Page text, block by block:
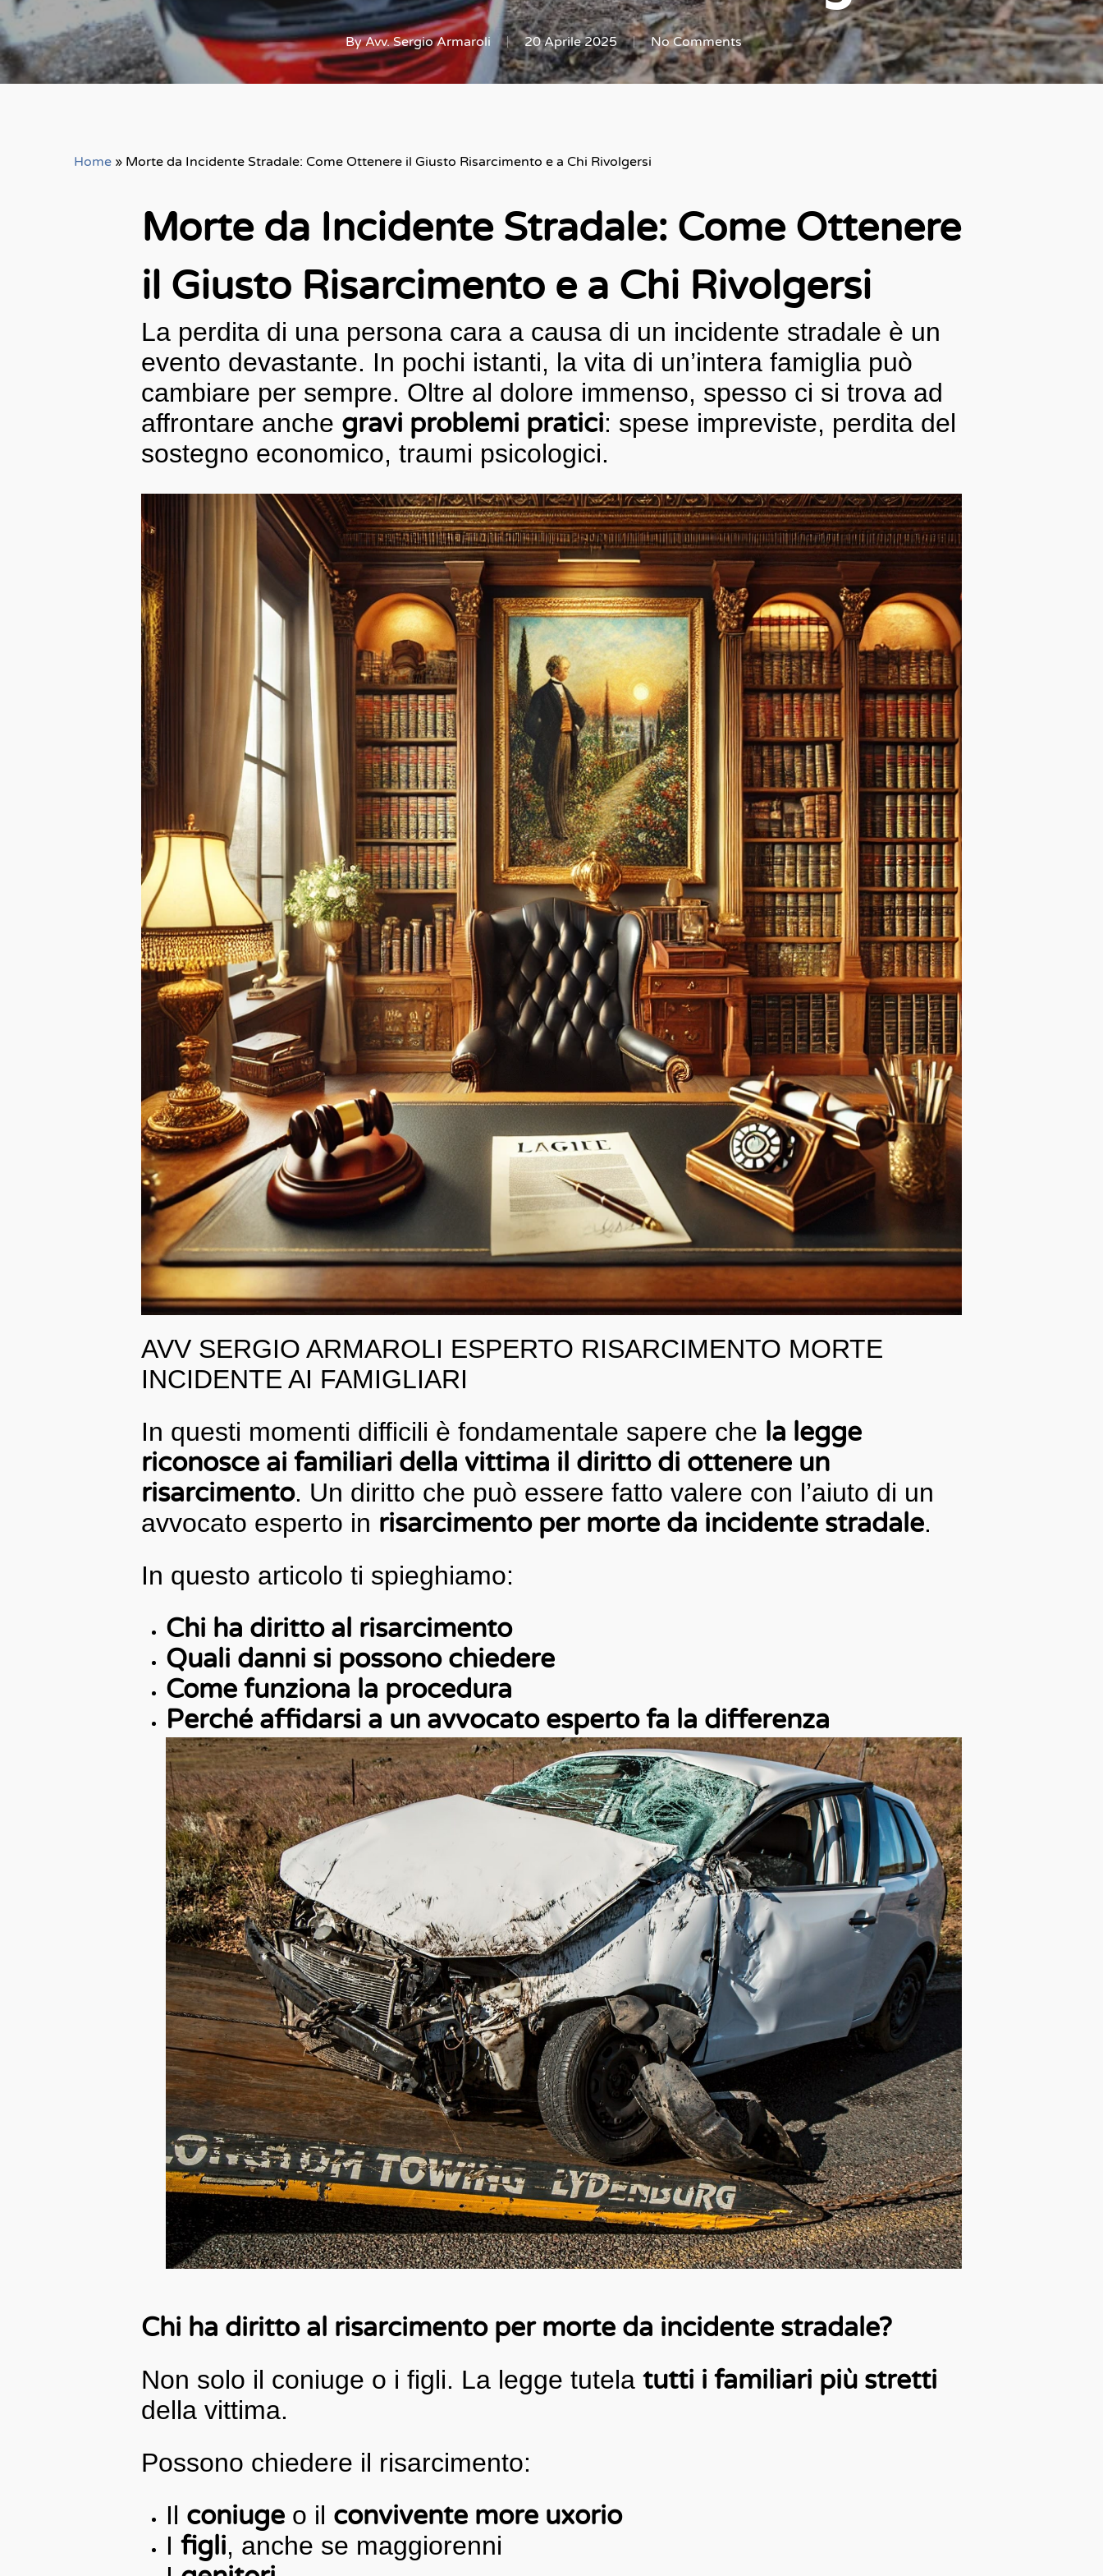
By Avv. Sergio Armaroli 20 Aprile 2025 No Comments
Home » Morte da Incidente Stradale: Come Ottenere il Giusto Risarcimento e a Chi Rivolgersi
Morte da Incidente Stradale: Come Ottenere
il Giusto Risarcimento e a Chi Rivolgersi
La perdita di una persona cara a causa di un incidente stradale è un
evento devastante. In pochi istanti, la vita di un’intera famiglia può
cambiare per sempre. Oltre al dolore immenso, spesso ci si trova ad
affrontare anche gravi problemi pratici: spese impreviste, perdita del
sostegno economico, traumi psicologici.
AVV SERGIO ARMAROLI ESPERTO RISARCIMENTO MORTE
INCIDENTE AI FAMIGLIARI
In questi momenti difficili è fondamentale sapere che la legge
riconosce ai familiari della vittima il diritto di ottenere un
risarcimento. Un diritto che può essere fatto valere con l’aiuto di un
avvocato esperto in risarcimento per morte da incidente stradale.
In questo articolo ti spieghiamo:
Chi ha diritto al risarcimento
Quali danni si possono chiedere
Come funziona la procedura
Perché affidarsi a un avvocato esperto fa la differenza
Chi ha diritto al risarcimento per morte da incidente stradale?
Non solo il coniuge o i figli. La legge tutela tutti i familiari più stretti
della vittima.
Possono chiedere il risarcimento:
Il coniuge o il convivente more uxorio
I figli, anche se maggiorenni